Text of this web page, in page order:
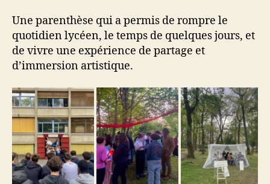
Une parenthèse qui a permis de rompre le
quotidien lycéen, le temps de quelques jours, et
de vivre une expérience de partage et
d’immersion artistique.